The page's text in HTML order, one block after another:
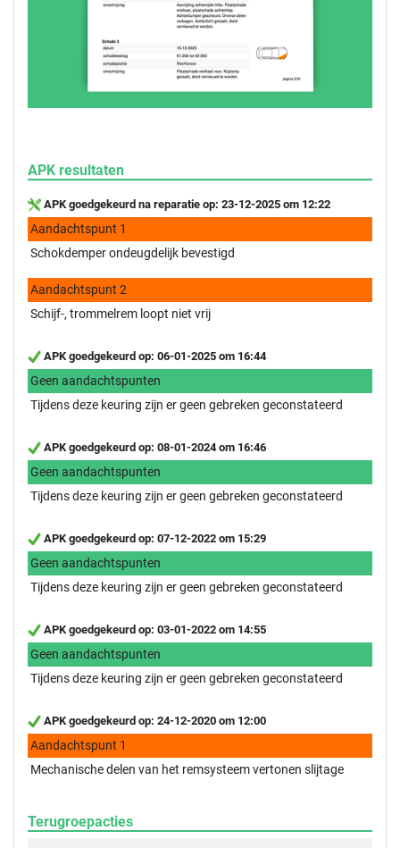
APK resultaten
APK goedgekeurd na reparatie op: 23-12-2025 om 12:22
Aandachtspunt 1
Schokdemper ondeugdelijk bevestigd
Aandachtspunt 2
Schijf-, trommelrem loopt niet vrij
APK goedgekeurd op: 06-01-2025 om 16:44
Geen aandachtspunten
Tijdens deze keuring zijn er geen gebreken geconstateerd
APK goedgekeurd op: 08-01-2024 om 16:46
Geen aandachtspunten
Tijdens deze keuring zijn er geen gebreken geconstateerd
APK goedgekeurd op: 07-12-2022 om 15:29
Geen aandachtspunten
Tijdens deze keuring zijn er geen gebreken geconstateerd
APK goedgekeurd op: 03-01-2022 om 14:55
Geen aandachtspunten
Tijdens deze keuring zijn er geen gebreken geconstateerd
APK goedgekeurd op: 24-12-2020 om 12:00
Aandachtspunt 1
Mechanische delen van het remsysteem vertonen slijtage
Terugroepacties